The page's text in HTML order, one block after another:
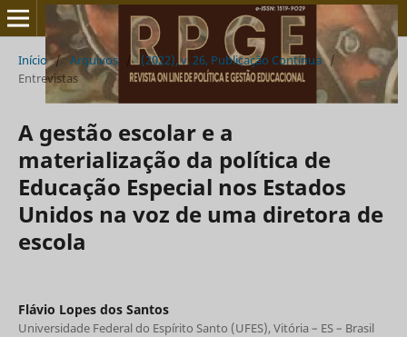
Início / Arquivos / (2022), v. 26, Publicação Contínua /
Entrevistas
A gestão escolar e a
materialização da política de
Educação Especial nos Estados
Unidos na voz de uma diretora de
escola
Flávio Lopes dos Santos
Universidade Federal do Espírito Santo (UFES), Vitória – ES – Brasil